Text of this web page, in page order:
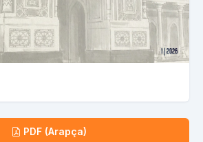
PDF (Arapça)